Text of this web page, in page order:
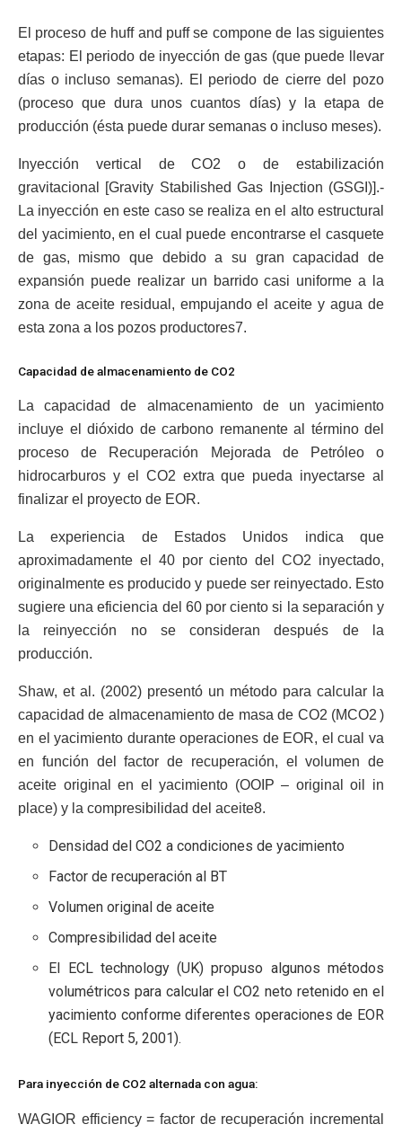
El proceso de huff and puff se compone de las siguientes
etapas: El periodo de inyección de gas (que puede llevar
días o incluso semanas). El periodo de cierre del pozo
(proceso que dura unos cuantos días) y la etapa de
producción (ésta puede durar semanas o incluso meses).
Inyección vertical de CO2 o de estabilización
gravitacional [Gravity Stabilished Gas Injection (GSGI)].-
La inyección en este caso se realiza en el alto estructural
del yacimiento, en el cual puede encontrarse el casquete
de gas, mismo que debido a su gran capacidad de
expansión puede realizar un barrido casi uniforme a la
zona de aceite residual, empujando el aceite y agua de
esta zona a los pozos productores7.
Capacidad de almacenamiento de CO2
La capacidad de almacenamiento de un yacimiento
incluye el dióxido de carbono remanente al término del
proceso de Recuperación Mejorada de Petróleo o
hidrocarburos y el CO2 extra que pueda inyectarse al
finalizar el proyecto de EOR.
La experiencia de Estados Unidos indica que
aproximadamente el 40 por ciento del CO2 inyectado,
originalmente es producido y puede ser reinyectado. Esto
sugiere una eficiencia del 60 por ciento si la separación y
la reinyección no se consideran después de la
producción.
Shaw, et al. (2002) presentó un método para calcular la
capacidad de almacenamiento de masa de CO2 (MCO2 )
en el yacimiento durante operaciones de EOR, el cual va
en función del factor de recuperación, el volumen de
aceite original en el yacimiento (OOIP – original oil in
place) y la compresibilidad del aceite8.
Densidad del CO2 a condiciones de yacimiento
Factor de recuperación al BT
Volumen original de aceite
Compresibilidad del aceite
El ECL technology (UK) propuso algunos métodos
volumétricos para calcular el CO2 neto retenido en el
yacimiento conforme diferentes operaciones de EOR
(ECL Report 5, 2001).
Para inyección de CO2 alternada con agua:
WAGIOR efficiency = factor de recuperación incremental